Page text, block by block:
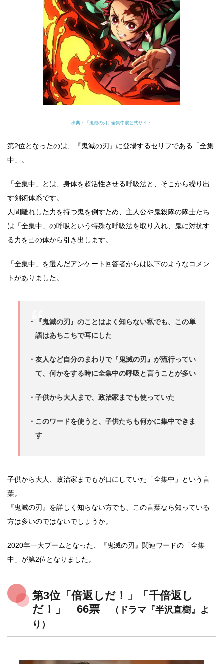
出典： 「鬼滅の刃」全集中展公式サイト
第2位となったのは、『鬼滅の刃』に登場するセリフである「全集
中」。
「全集中」とは、身体を超活性させる呼吸法と、そこから繰り出
す剣術体系です。
人間離れした力を持つ鬼を倒すため、主人公や鬼殺隊の隊士たち
は「全集中」の呼吸という特殊な呼吸法を取り入れ、鬼に対抗す
る力を己の体から引き出します。
「全集中」を選んだアンケート回答者からは以下のようなコメン
トがありました。
・『鬼滅の刃』のことはよく知らない私でも、この単
語はあちこちで耳にした
・友人など自分のまわりで『鬼滅の刃』が流行ってい
て、何かをする時に全集中の呼吸と言うことが多い
・子供から大人まで、政治家までも使っていた
・このワードを使うと、子供たちも何かに集中できま
す
子供から大人、政治家までもが口にしていた「全集中」という言
葉。
『鬼滅の刃』を詳しく知らない方でも、この言葉なら知っている
方は多いのではないでしょうか。
2020年一大ブームとなった、『鬼滅の刃』関連ワードの「全集
中」が第2位となりました。
第3位「倍返しだ！」「千倍返し
だ！」 66票
（ドラマ『半沢直樹』よ
り）